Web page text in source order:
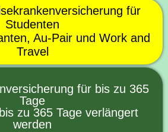
für
Studenten
Au-Pair und Work and
Travel
für bis zu 365
Tage
zu 365 Tage verlängert
werden